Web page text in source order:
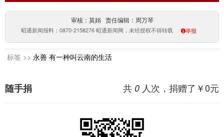
审核：莫娟 责任编辑：周万琴
昭通新闻报料：0870-2158276 昭通新闻网，未经授权不得转载 举报
标签 >> 永善 有一种叫云南的生活
共 0 人次，捐赠了￥0元
随手捐